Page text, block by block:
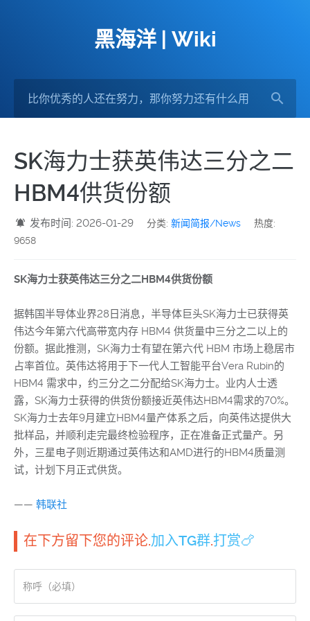
黑海洋 | Wiki
SK海力士获英伟达三分之二
HBM4供货份额
发布时间: 2026-01-29 分类:新闻简报/News
热度:
9658
SK海力士获英伟达三分之二HBM4供货份额
据韩国半导体业界28日消息，半导体巨头SK海力士已获得英
伟达今年第六代高带宽内存 HBM4 供货量中三分之二以上的
份额。据此推测，SK海力士有望在第六代 HBM 市场上稳居市
占率首位。英伟达将用于下一代人工智能平台Vera Rubin的
HBM4 需求中，约三分之二分配给SK海力士。业内人士透
露，SK海力士获得的供货份额接近英伟达HBM4需求的70%。
SK海力士去年9月建立HBM4量产体系之后，向英伟达提供大
批样品，并顺利走完最终检验程序，正在准备正式量产。另
外，三星电子则近期通过英伟达和AMD进行的HBM4质量测
试，计划下月正式供货。
—— 韩联社
在下方留下您的评论.加入TG群.打赏🍗